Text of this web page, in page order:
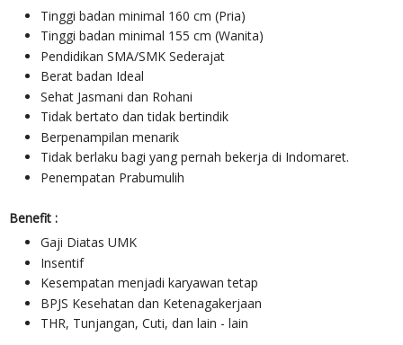
Tinggi badan minimal 160 cm (Pria)
Tinggi badan minimal 155 cm (Wanita)
Pendidikan SMA/SMK Sederajat
Berat badan Ideal
Sehat Jasmani dan Rohani
Tidak bertato dan tidak bertindik
Berpenampilan menarik
Tidak berlaku bagi yang pernah bekerja di Indomaret.
Penempatan Prabumulih
Benefit :
Gaji Diatas UMK
Insentif
Kesempatan menjadi karyawan tetap
BPJS Kesehatan dan Ketenagakerjaan
THR, Tunjangan, Cuti, dan lain - lain